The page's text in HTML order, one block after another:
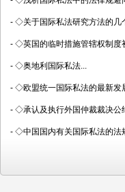
- ◇关于国际私法研究方法的几
- ◇英国的临时措施管辖权制度
- ◇奥地利国际私法...
- ◇欧盟统一国际私法的最新发
- ◇承认及执行外国仲裁裁决公
- ◇中国国内有关国际私法的法